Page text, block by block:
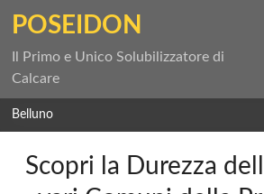
POSEIDON
Il Primo e Unico Solubilizzatore di
Calcare
Belluno
Scopri la Durezza